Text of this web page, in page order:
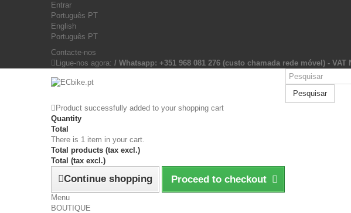
Entrar
Português PT
English
Português PT
Contacte-nos
Ligue-nos agora: / Whatsapp: +351 968 081 276 (custo chamada rede móvel) - VAT
Pesquisar
Product successfully added to your shopping cart
Quantity
Total
There is 1 item in your cart.
Total products (tax excl.)
Total (tax excl.)
Continue shopping Proceed to checkout
Menu
BOUTIQUE